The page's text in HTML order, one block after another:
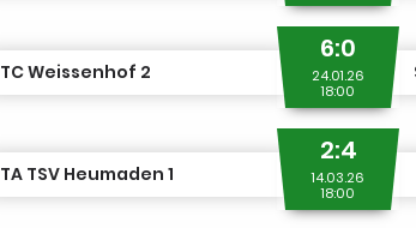
TC Weissenhof 2
6:0
24.01.26
18:00
TA TSV Heumaden 1
2:4
14.03.26
18:00